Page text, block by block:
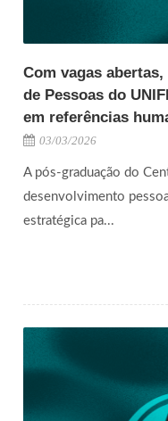
Com vagas
de Pessoas do
em referências
03/03/2026
A pós-graduação do
desenvolvimento
estratégica pa...